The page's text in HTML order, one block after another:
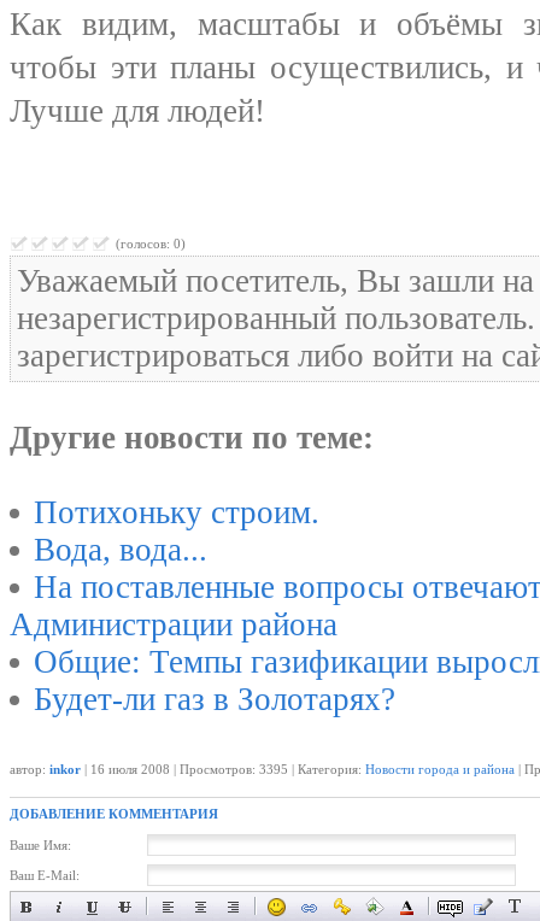
Как видим, масштабы и объёмы
чтобы эти планы осуществились,
Лучше для людей!
(голосов: 0)
Уважаемый посетитель, Вы зашли на
незарегистрированный
зарегистрироваться либо войти на
Другие новости по теме:
Потихоньку строим.
Вода, вода...
На поставленные вопросы
Администрации района
Общие: Темпы газификации
Будет-ли газ в Золотарях?
автор: inkor | 16 июля 2008 | Просмотров: 3395 | Категория: Новости города и района |
ДОБАВЛЕНИЕ КОММЕНТАРИЯ
Ваше Имя:
Ваш E-Mail: